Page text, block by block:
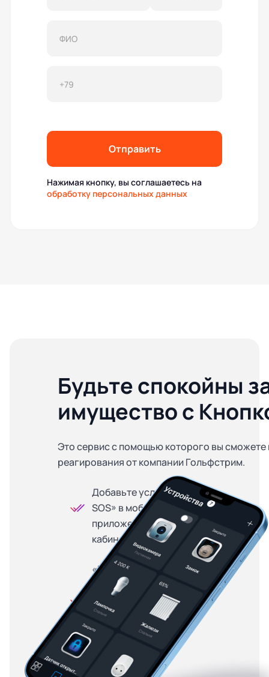
Отправить
Нажимая кнопку, вы соглашаетесь на
обработку персональных данных
Будьте спокойны
имущество с
Это сервис с помощью которого вы сможете
реагирования от компании Гольфстрим.
Добавьте услугу «Кнопка
SOS» в мобильном
приложении или личном
кабинете
«Кнопка SOS» доступна
на особых условиях для
абонентов, купивших
оборудование в
рассрочку — от 299